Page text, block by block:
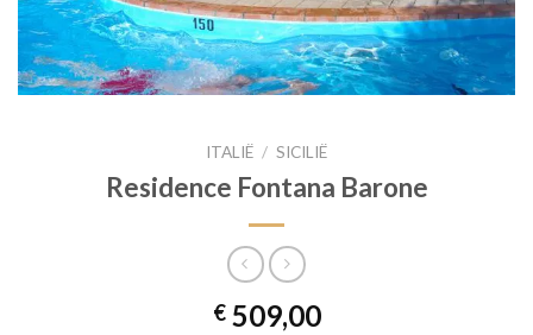
ITALIË / SICILIË
Residence Fontana Barone
€509,00